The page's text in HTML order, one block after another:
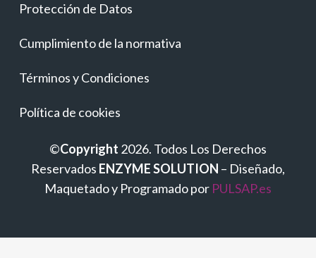
Protección de Datos
Cumplimiento de la normativa
Términos y Condiciones
Política de cookies
©Copyright 2026. Todos Los Derechos
Reservados ENZYME SOLUTION – Diseñado,
Maquetado y Programado por PULSAP.es